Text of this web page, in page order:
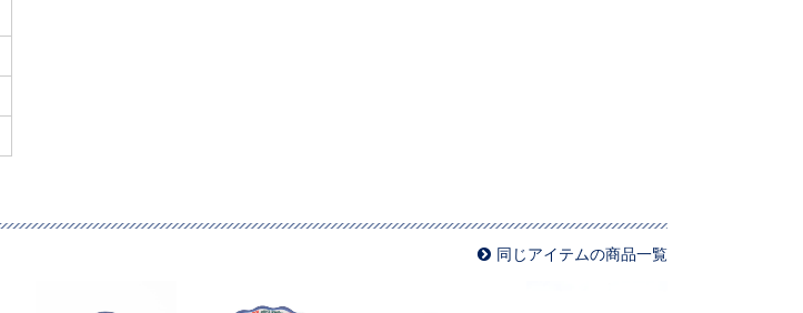
同じアイテムの商品一覧